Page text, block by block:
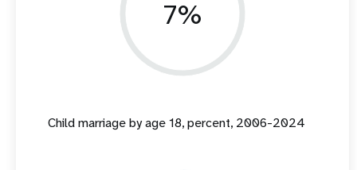
7%
Child marriage by age 18, percent, 2006-2024